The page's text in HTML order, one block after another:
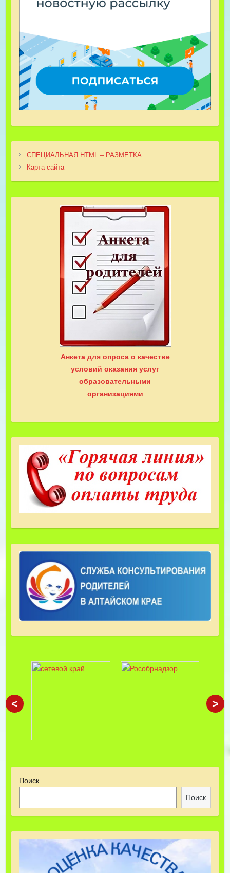
СПЕЦИАЛЬНАЯ HTML – РАЗМЕТКА
Карта сайта
Анкета для опроса о качестве
условий оказания услуг
образовательными
организациями
< >
Поиск
Поиск